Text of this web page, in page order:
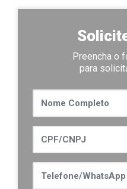
Preencha o
para